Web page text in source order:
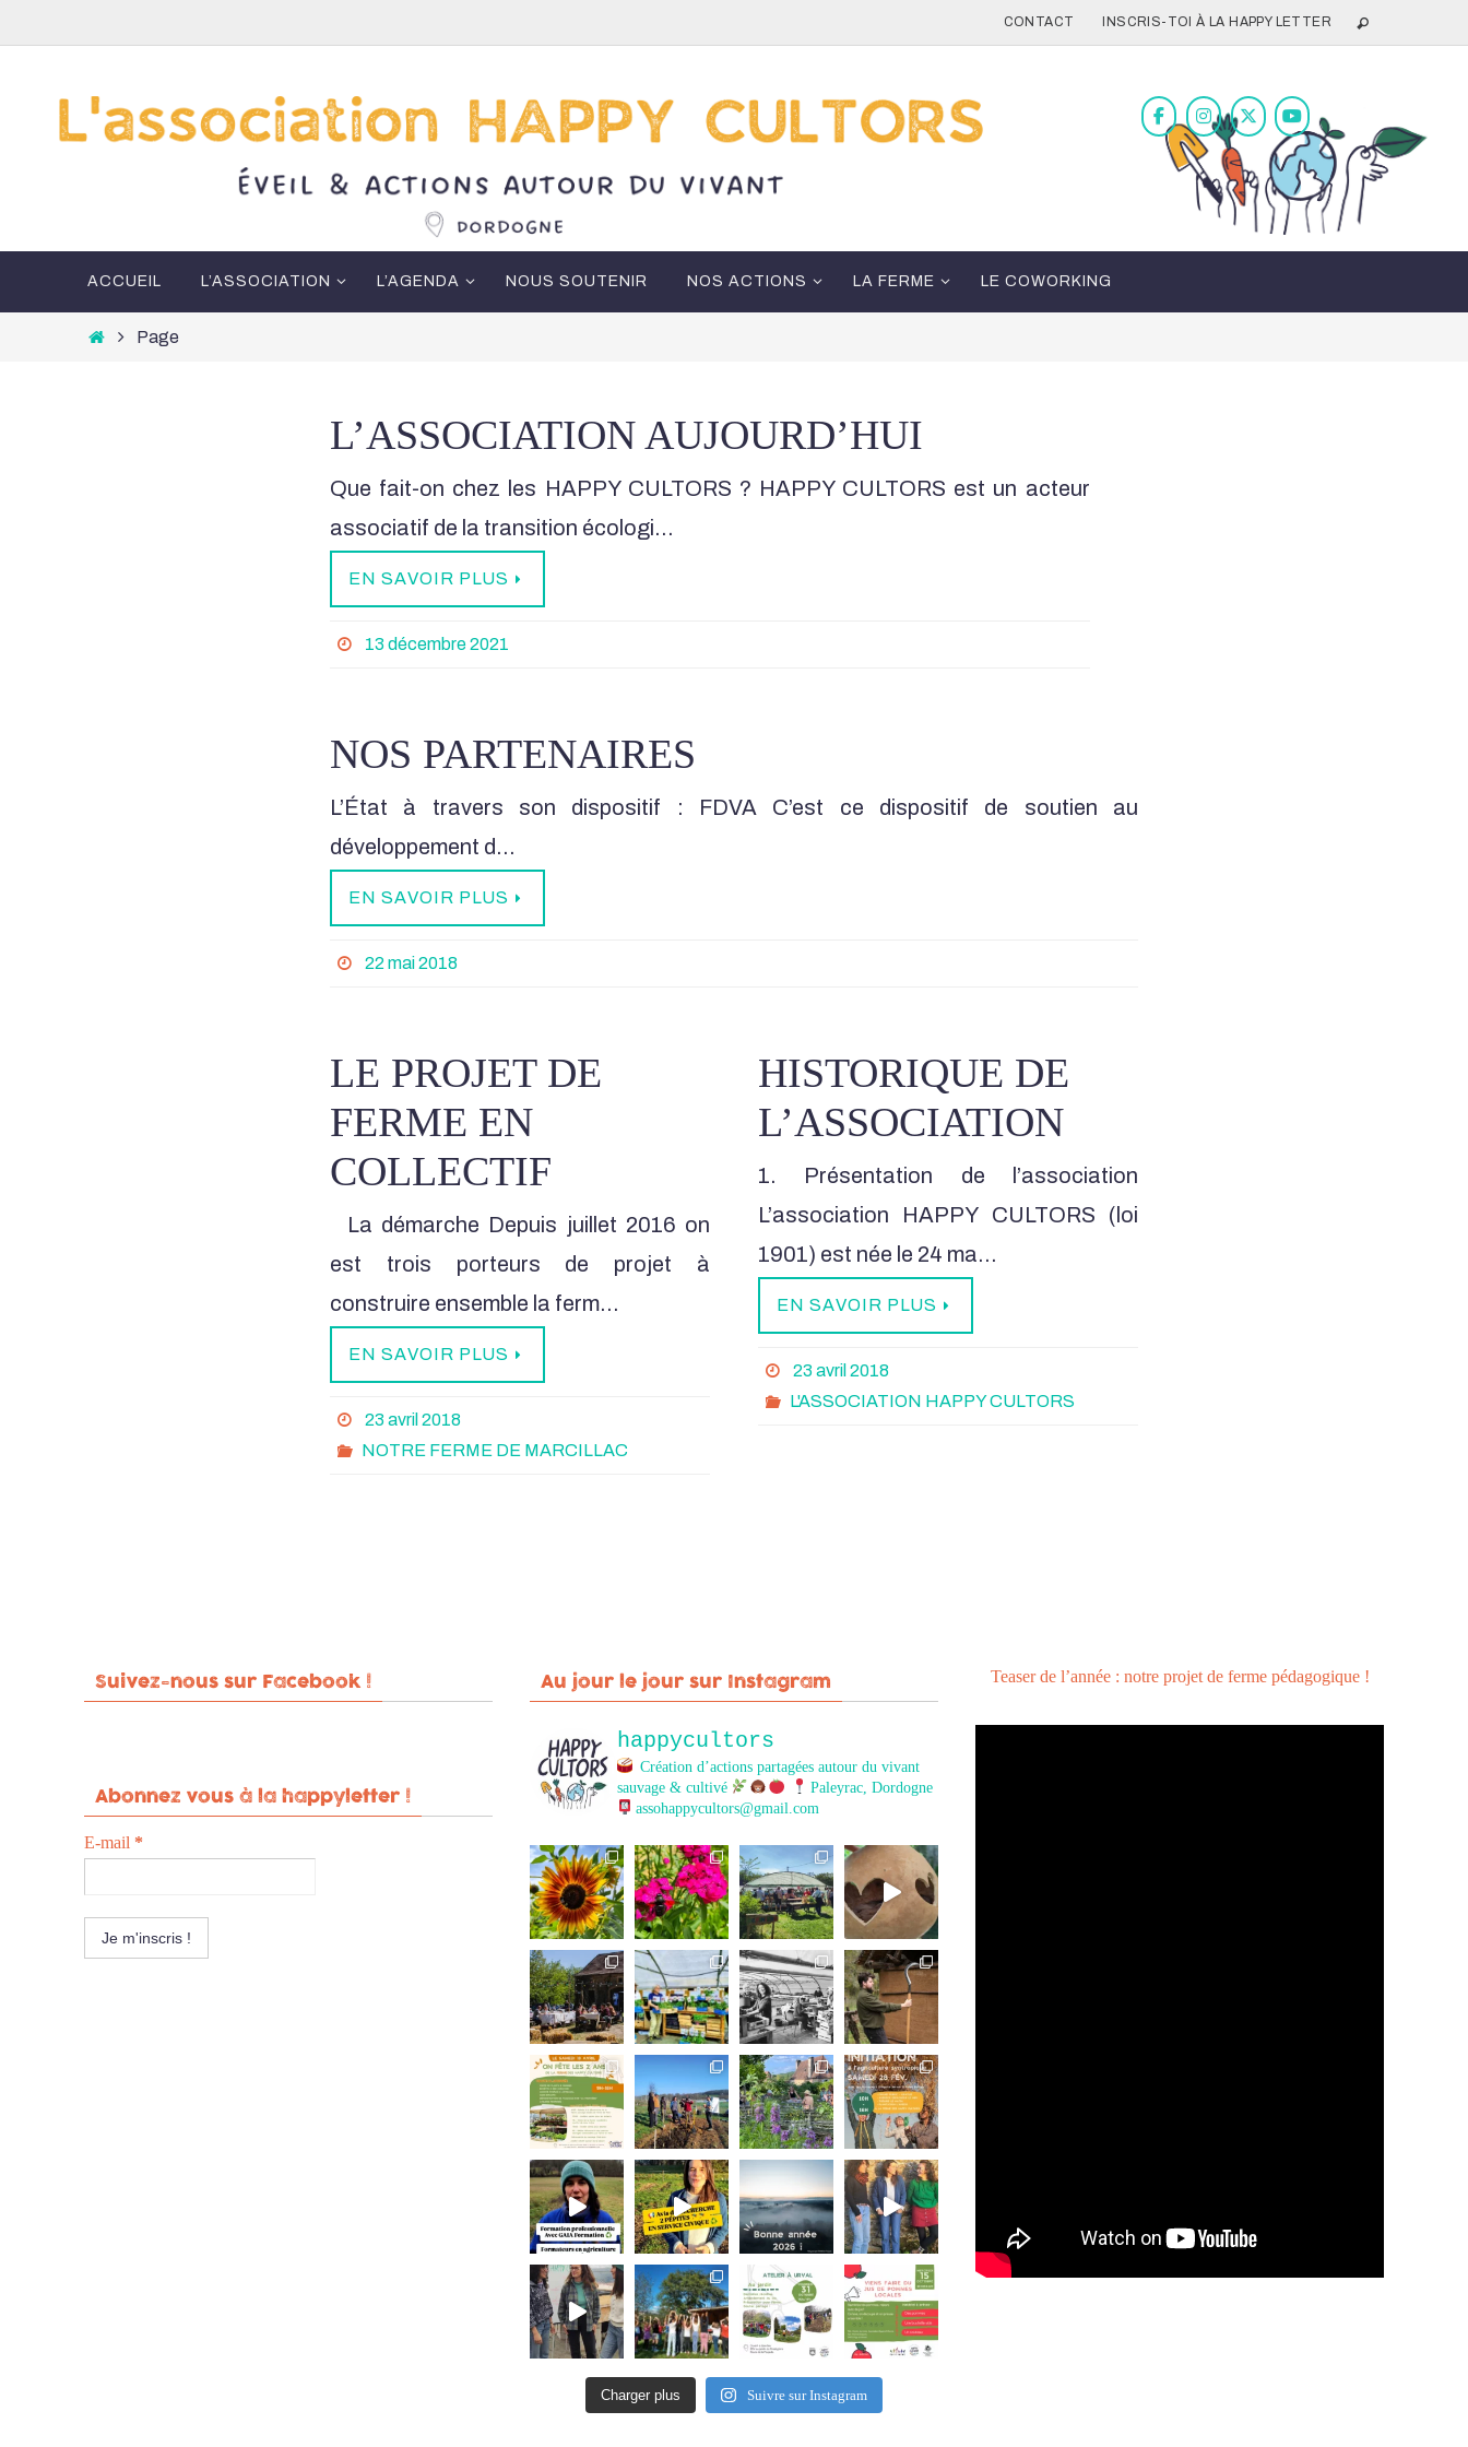
contenu
CONTACT INSCRIS-TOI À LA HAPPY LETTER
ACCUEIL L’ASSOCIATION L’AGENDA NOUS SOUTENIR NOS ACTIONS LA FERME LE COWORKING
HomePage
L’ASSOCIATION AUJOURD’HUI
Que fait-on chez les HAPPY CULTORS ? HAPPY CULTORS est un acteur
associatif de la transition écologi…
EN SAVOIR PLUS
13 décembre 2021
NOS PARTENAIRES
L’État à travers son dispositif : FDVA C’est ce dispositif de soutien au
développement d…
EN SAVOIR PLUS
22 mai 2018
LE PROJET DE
FERME EN
COLLECTIF
La démarche Depuis juillet 2016 on
est trois porteurs de projet à
construire ensemble la ferm…
EN SAVOIR PLUS
23 avril 2018
NOTRE FERME DE MARCILLAC
HISTORIQUE DE
L’ASSOCIATION
1. Présentation de l’association
L’association HAPPY CULTORS (loi
1901) est née le 24 ma…
EN SAVOIR PLUS
23 avril 2018
L'ASSOCIATION HAPPY CULTORS
Suivez-nous sur Facebook !
Abonnez vous à la happyletter !
E-mail *
Au jour le jour sur Instagram
happycultors
Création d’actions partagées autour du vivant
sauvage & cultivé
Paleyrac, Dordogne
assohappycultors@gmail.com
Charger plus Suivre sur Instagram
Teaser de l’année : notre projet de ferme pédagogique !